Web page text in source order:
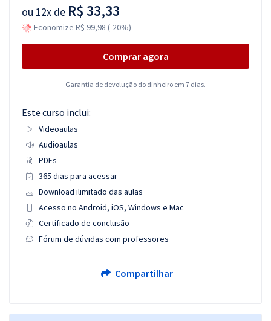
ou 12x de R$ 33,33
Economize R$ 99,98 (-20%)
Comprar agora
Garantia de devolução do dinheiro em 7 dias.
Este curso inclui:
Videoaulas
Audioaulas
PDFs
365 dias para acessar
Download ilimitado das aulas
Acesso no Android, iOS, Windows e Mac
Certificado de conclusão
Fórum de dúvidas com professores
Compartilhar